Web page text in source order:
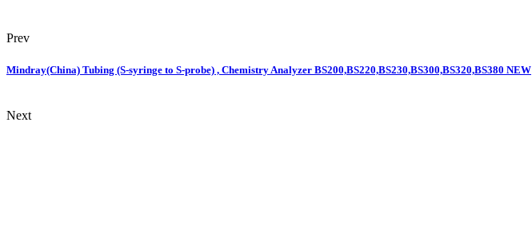
Prev
Mindray(China) Tubing (S-syringe to S-probe) , Chemistry Analyzer BS200,BS220,BS230,BS300,BS320,BS380 NEW
Next